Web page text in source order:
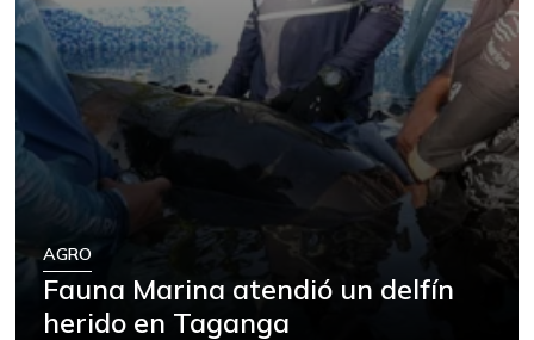
AGRO
Fauna Marina atendió un delfín
herido en Taganga